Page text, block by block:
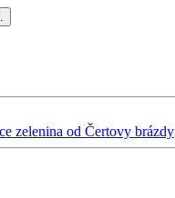
zelenina od Čertovy brázdy